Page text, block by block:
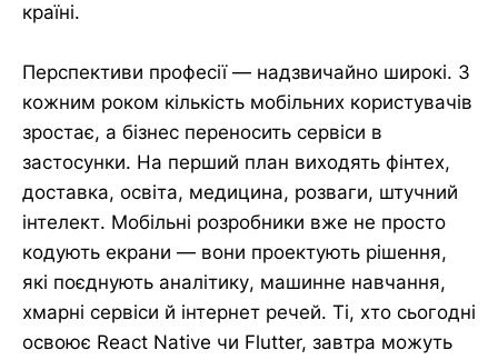
країні.
Перспективи професії — надзвичайно широкі. З
кожним роком кількість мобільних користувачів
зростає, а бізнес переносить сервіси в
застосунки. На перший план виходять фінтех,
доставка, освіта, медицина, розваги, штучний
інтелект. Мобільні розробники вже не просто
кодують екрани — вони проектують рішення,
які поєднують аналітику, машинне навчання,
хмарні сервіси й інтернет речей. Ті, хто сьогодні
освоює React Native чи Flutter, завтра можуть